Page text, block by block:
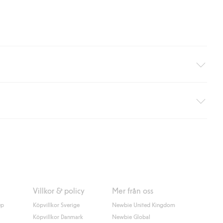
ej hemleverans). Frakten tas bort per automatik efter du
Villkor & policy
Köpvillkor Sverige
Köpvillkor Danmark
Mer från oss
Newbie United Kingdom
Newbie Global